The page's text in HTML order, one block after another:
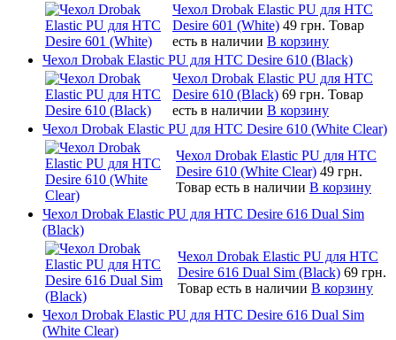
Чехол Drobak Elastic PU для HTC
Desire 601 (White) 49 грн. Товар
есть в наличии В корзину
Чехол Drobak Elastic PU для HTC Desire 610 (Black)
Чехол Drobak Elastic PU для HTC
Desire 610 (Black) 69 грн. Товар
есть в наличии В корзину
Чехол Drobak Elastic PU для HTC Desire 610 (White Clear)
Чехол Drobak Elastic PU для HTC
Desire 610 (White Clear) 49 грн.
Товар есть в наличии В корзину
Чехол Drobak Elastic PU для HTC Desire 616 Dual Sim
(Black)
Чехол Drobak Elastic PU для HTC
Desire 616 Dual Sim (Black) 69 грн.
Товар есть в наличии В корзину
Чехол Drobak Elastic PU для HTC Desire 616 Dual Sim
(White Clear)